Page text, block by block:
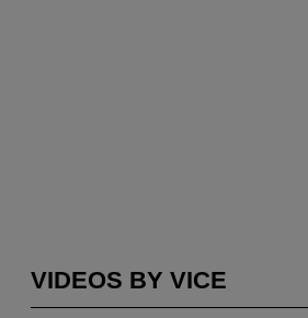
VIDEOS BY VICE